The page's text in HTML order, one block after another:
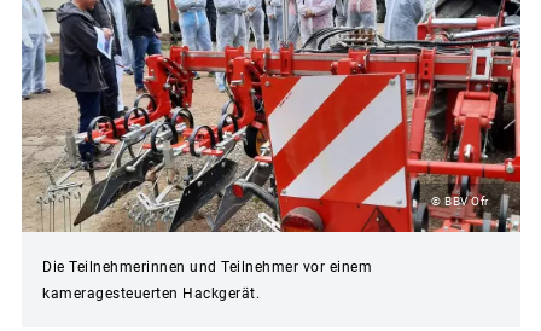
© BBV Ofr
Die Teilnehmerinnen und Teilnehmer vor einem
kameragesteuerten Hackgerät.